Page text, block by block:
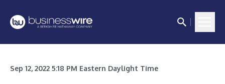
Sep 12, 2022 5:18 PM Eastern Daylight Time